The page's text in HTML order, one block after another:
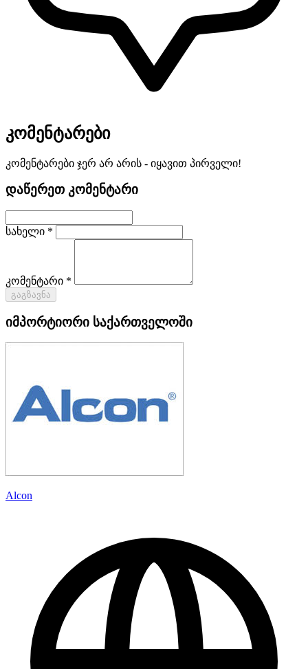
კომენტარები
კომენტარები ჯერ არ არის - იყავით პირველი!
დაწერეთ კომენტარი
სახელი *
კომენტარი *
გაგზავნა
იმპორტიორი საქართველოში
Alcon